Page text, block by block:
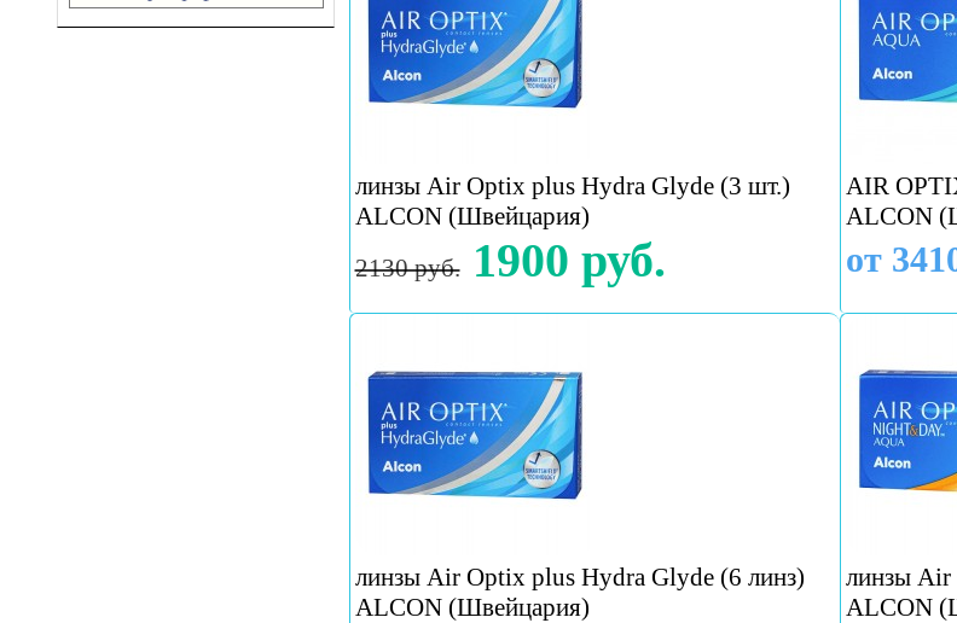
линзы Air Optix plus Hydra Glyde (3 шт.)
ALCON (Швейцария)
2130 руб. 1900 руб.
AIR
ALCON
от
линзы Air Optix plus Hydra Glyde (6 линз)
ALCON (Швейцария)
линзы
ALCON